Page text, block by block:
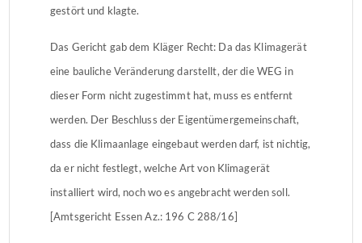
gestört und klagte.
Das Gericht gab dem Kläger Recht: Da das Klimagerät
eine bauliche Veränderung darstellt, der die WEG in
dieser Form nicht zugestimmt hat, muss es entfernt
werden. Der Beschluss der Eigentümergemeinschaft,
dass die Klimaanlage eingebaut werden darf, ist nichtig,
da er nicht festlegt, welche Art von Klimagerät
installiert wird, noch wo es angebracht werden soll.
[Amtsgericht Essen Az.: 196 C 288/16]